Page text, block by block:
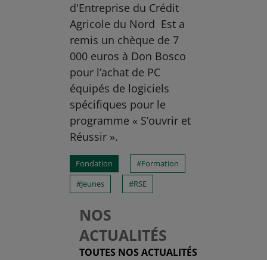
d'Entreprise du Crédit
Agricole du Nord Est a
remis un chèque de 7
000 euros à Don Bosco
pour l’achat de PC
équipés de logiciels
spécifiques pour le
programme « S’ouvrir et
Réussir ».
Fondation
Formation
Jeunes
RSE
NOS
ACTUALITÉS
TOUTES NOS ACTUALITÉS